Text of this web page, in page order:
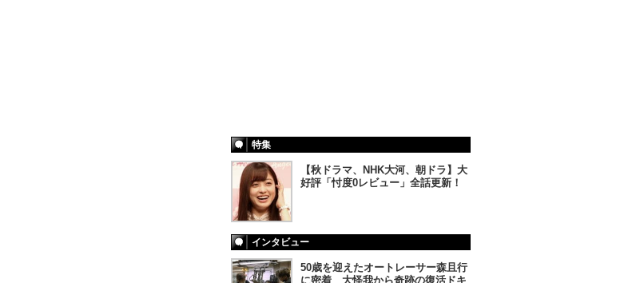
特集
【秋ドラマ、NHK大河、朝ドラ】大
好評「忖度0レビュー」全話更新！
インタビュー
50歳を迎えたオートレーサー森且行
に密着 大怪我から奇跡の復活ドキ